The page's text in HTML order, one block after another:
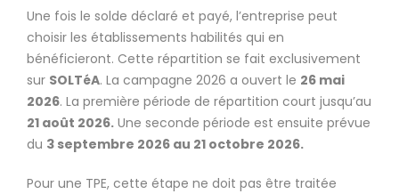
Une fois le solde déclaré et payé, l’entreprise peut
choisir les établissements habilités qui en
bénéficieront. Cette répartition se fait exclusivement
sur SOLTéA. La campagne 2026 a ouvert le 26 mai
2026. La première période de répartition court jusqu’au
21 août 2026. Une seconde période est ensuite prévue
du 3 septembre 2026 au 21 octobre 2026.
Pour une TPE, cette étape ne doit pas être traitée